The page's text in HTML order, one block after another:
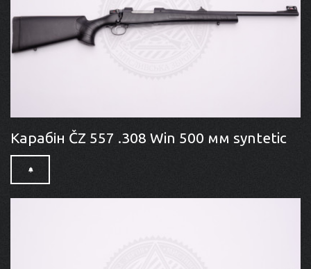
Карабін ČZ 557 .308 Win 500 мм syntetic